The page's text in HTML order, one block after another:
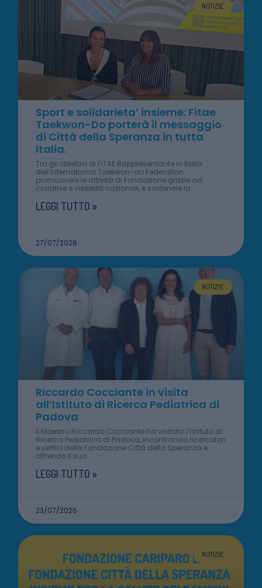
NOTIZIE
Sport e solidarieta’ insieme: Fitae
Taekwon-Do porterà il messaggio
di Città della Speranza in tutta
Italia.
Tra gli obiettivi di FITAE Rappresentante in Italia
dell’International Taekwon-do Federation:
promuovere le attività di Fondazione grazie ad
iniziative e visibilità nazionali, e sostenere la
LEGGI TUTTO »
27/07/2026
NOTIZIE
Riccardo Cocciante in visita
all’Istituto di Ricerca Pediatrica di
Padova
Il Maestro Riccardo Cocciante ha visitato l’Istituto di
Ricerca Pediatrica di Padova, incontrando ricercatori
e vertici della Fondazione Città della Speranza e
offrendo il suo
LEGGI TUTTO »
23/07/2026
NOTIZIE